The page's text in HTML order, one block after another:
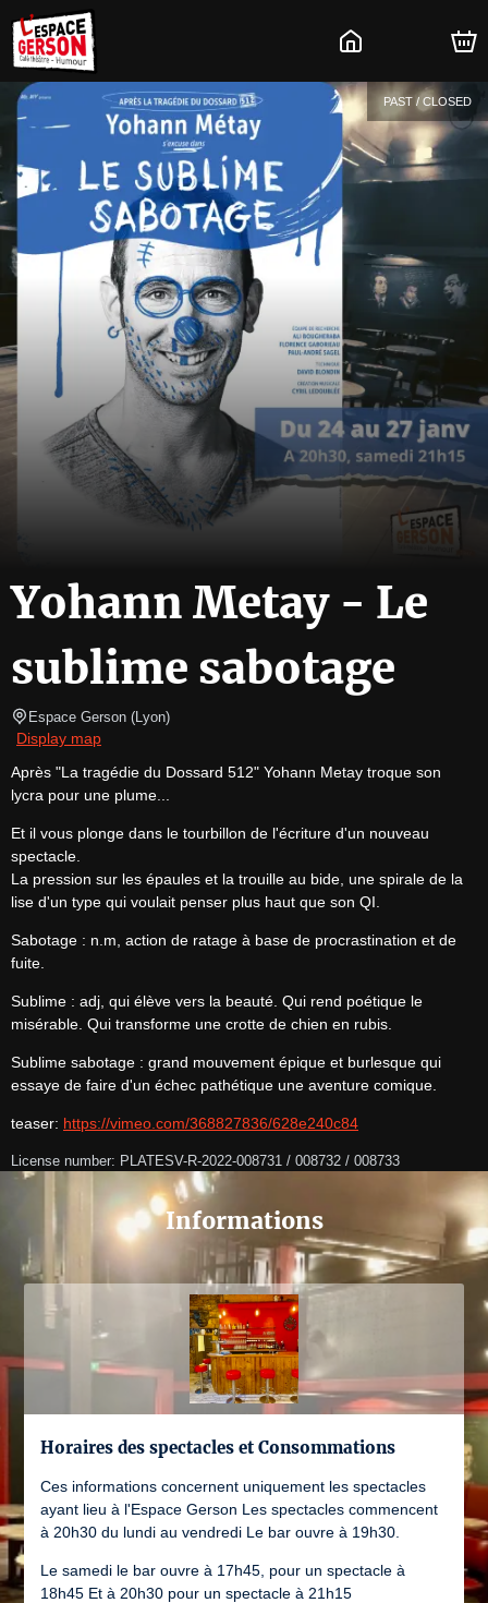
PAST / CLOSED
Yohann Metay - Le
sublime sabotage
Espace Gerson (Lyon)
Display map
Après "La tragédie du Dossard 512" Yohann Metay troque son
lycra pour une plume...
Et il vous plonge dans le tourbillon de l'écriture d'un nouveau
spectacle.
La pression sur les épaules et la trouille au bide, une spirale de la
lise d'un type qui voulait penser plus haut que son QI.
Sabotage : n.m, action de ratage à base de procrastination et de
fuite.
Sublime : adj, qui élève vers la beauté. Qui rend poétique le
misérable. Qui transforme une crotte de chien en rubis.
Sublime sabotage : grand mouvement épique et burlesque qui
essaye de faire d'un échec pathétique une aventure comique.
teaser: https://vimeo.com/368827836/628e240c84
License number: PLATESV-R-2022-008731 / 008732 / 008733
Informations
Horaires des spectacles et Consommations
Ces informations concernent uniquement les spectacles
ayant lieu à l'Espace Gerson Les spectacles commencent
à 20h30 du lundi au vendredi Le bar ouvre à 19h30.
Le samedi le bar ouvre à 17h45, pour un spectacle à
18h45 Et à 20h30 pour un spectacle à 21h15